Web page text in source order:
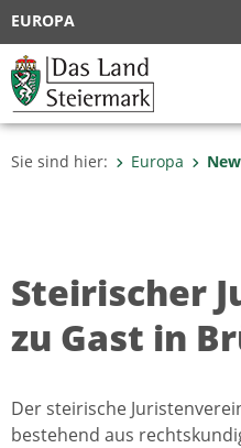
EUROPA
Sie sind hier: Europa
Steirischer
zu Gast in
Der steirische
bestehend aus